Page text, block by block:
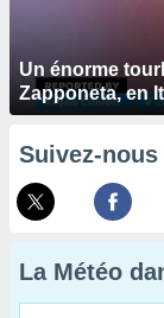
Un énorme
Zapponeta, en
Suivez-nous
La Météo